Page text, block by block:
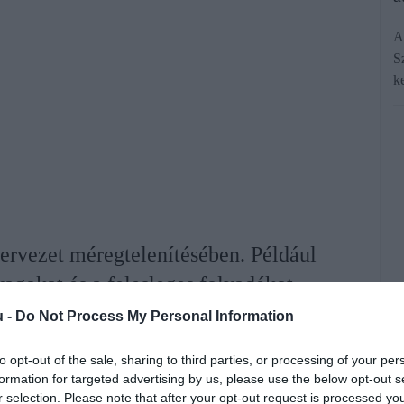
- Do Not Process My Personal Information
opt-out of the sale, sharing to third parties, or processing of your
for targeted advertising by us, please use the below opt-out
selection. Please note that after your opt-out request is processed
méregtelenítésében. Például
és a felesleges folyadékot,
A termelt hormonjainak
csontok erősítésében van szerepük.
hozzájárulhat a vese megfelelő